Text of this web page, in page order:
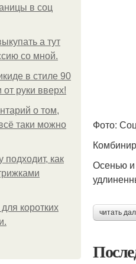
в соц
а тут
со мной.
в стиле 90
руки вверх!
о том,
таки можно
подходит, как
коротких
Фото:
Осенью и
читать